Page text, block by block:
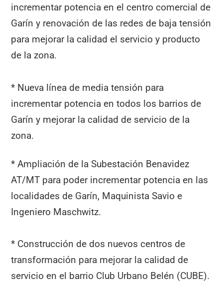
incrementar potencia en el centro comercial de
Garín y renovación de las redes de baja tensión
para mejorar la calidad el servicio y producto
de la zona.
* Nueva línea de media tensión para
incrementar potencia en todos los barrios de
Garín y mejorar la calidad de servicio de la
zona.
* Ampliación de la Subestación Benavidez
AT/MT para poder incrementar potencia en las
localidades de Garín, Maquinista Savio e
Ingeniero Maschwitz.
* Construcción de dos nuevos centros de
transformación para mejorar la calidad de
servicio en el barrio Club Urbano Belén (CUBE).